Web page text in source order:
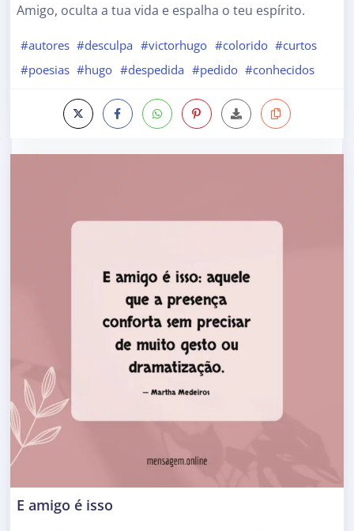
Amigo, oculta a tua vida e espalha o teu espírito.
#autores #desculpa #victorhugo #colorido #curtos
#poesias #hugo #despedida #pedido #conhecidos
E amigo é isso